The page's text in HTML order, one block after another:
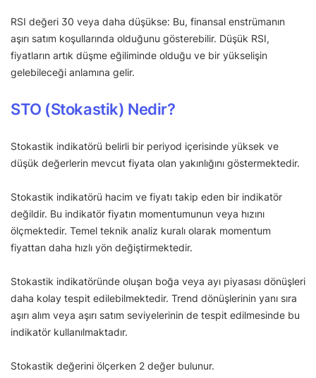
RSI değeri 30 veya daha düşükse: Bu, finansal enstrümanın
aşırı satım koşullarında olduğunu gösterebilir. Düşük RSI,
fiyatların artık düşme eğiliminde olduğu ve bir yükselişin
gelebileceği anlamına gelir.
STO (Stokastik) Nedir?
Stokastik indikatörü belirli bir periyod içerisinde yüksek ve
düşük değerlerin mevcut fiyata olan yakınlığını göstermektedir.
Stokastik indikatörü hacim ve fiyatı takip eden bir indikatör
değildir. Bu indikatör fiyatın momentumunun veya hızını
ölçmektedir. Temel teknik analiz kuralı olarak momentum
fiyattan daha hızlı yön değiştirmektedir.
Stokastik indikatöründe oluşan boğa veya ayı piyasası dönüşleri
daha kolay tespit edilebilmektedir. Trend dönüşlerinin yanı sıra
aşırı alım veya aşırı satım seviyelerinin de tespit edilmesinde bu
indikatör kullanılmaktadır.
Stokastik değerini ölçerken 2 değer bulunur.